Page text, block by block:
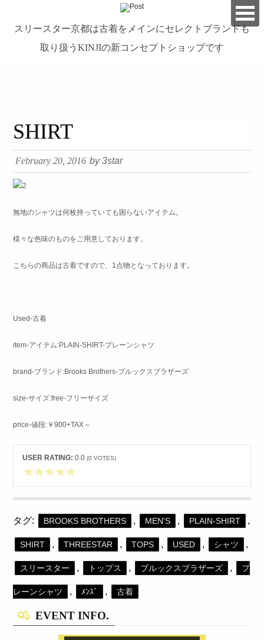
スリースター京都は古着をメインにセレクトブランドも
取り扱うKINJIの新コンセプトショップです
SHIRT
February 20, 2016 by 3star
無地のシャツは何枚持っていても困らないアイテム。
様々な色味のものをご用意しております。
こちらの商品は古着ですので、1点物となっております。
Used-古着
item-アイテム:PLAIN-SHIRT-プレーンシャツ
brand-ブランド:Brooks Brothers-ブルックスブラザーズ
size-サイズ:free-フリーサイズ
price-値段:￥900+TAX～
USER RATING:0.0 (0 VOTES)
タグ: BROOKS BROTHERS , MEN'S , PLAIN-SHIRT ,
SHIRT , THREESTAR , TOPS , USED , シャツ ,
スリースター , トップス , ブルックスブラザーズ , プ
レーンシャツ , ﾒﾝｽﾞ , 古着
EVENT INFO.